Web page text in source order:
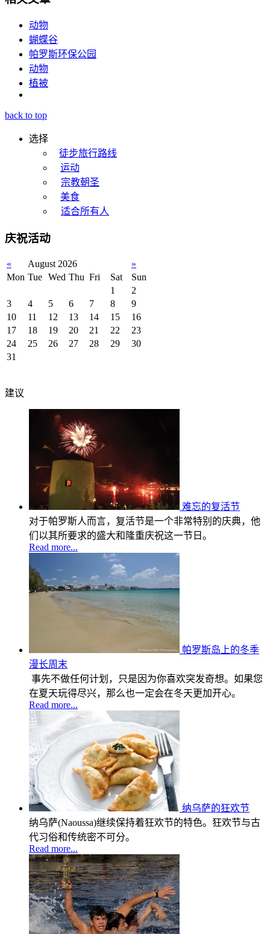
动物
蝴蝶谷
帕罗斯环保公园
动物
植被
back to top
选择
徒步旅行路线
运动
宗教朝圣
美食
适合所有人
庆祝活动
« August 2026
»
Mon Tue Wed Thu Fri Sat
Sun
1
2
3
4 5 6 7 8
9
10
11 12 13 14 15
16
17
18 19 20 21 22
23
24
25 26 27 28 29
30
31
建议
难忘的复活节
对于帕罗斯人而言，复活节是一个非常特别的庆典，他
们以其所要求的盛大和隆重庆祝这一节日。
Read more...
帕罗斯岛上的冬季
漫长周末
事先不做任何计划，只是因为你喜欢突发奇想。如果您
在夏天玩得尽兴，那么也一定会在冬天更加开心。
Read more...
纳乌萨的狂欢节
纳乌萨(Naoussa)继续保持着狂欢节的特色。狂欢节与古
代习俗和传统密不可分。
Read more...